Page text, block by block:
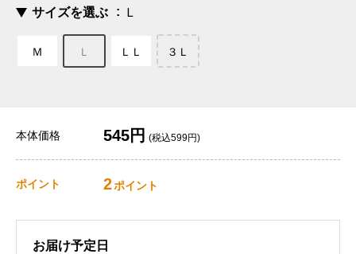
サイズを選ぶ Ｌ
Ｍ Ｌ ＬＬ ３Ｌ
本体価格 545円 (税込599円)
ポイント 2ポイント
お届け予定日